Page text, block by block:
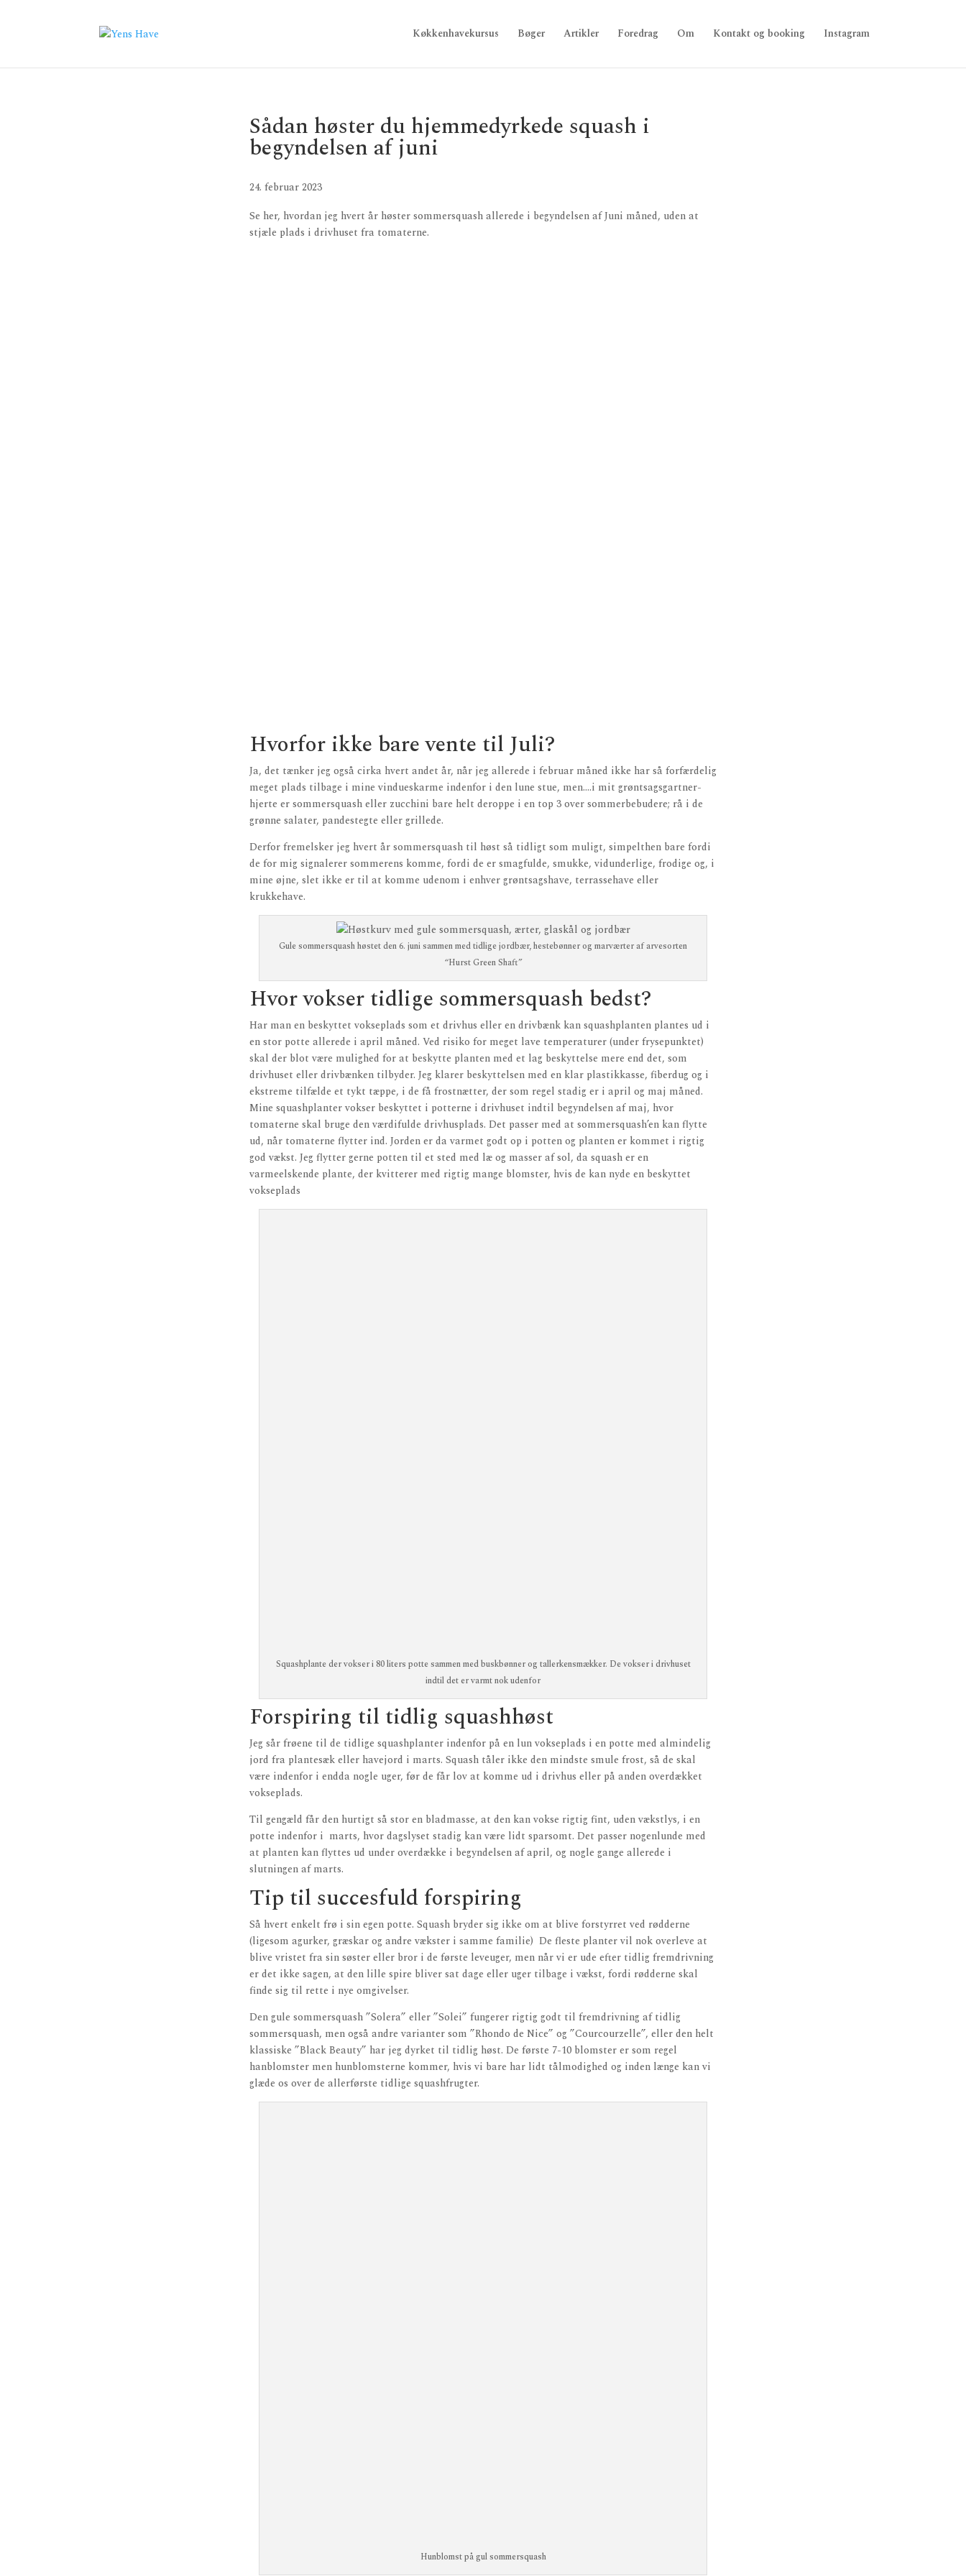
Køkkenhavekursus Bøger Artikler Foredrag Om Kontakt og booking Instagram
Sådan høster du hjemmedyrkede squash i
begyndelsen af juni
24. februar 2023
Se her, hvordan jeg hvert år høster sommersquash allerede i begyndelsen af Juni måned, uden at
stjæle plads i drivhuset fra tomaterne.
Hvorfor ikke bare vente til Juli?
Ja, det tænker jeg også cirka hvert andet år, når jeg allerede i februar måned ikke har så forfærdelig
meget plads tilbage i mine vindueskarme indenfor i den lune stue, men….i mit grøntsagsgartner-
hjerte er sommersquash eller zucchini bare helt deroppe i en top 3 over sommerbebudere; rå i de
grønne salater, pandestegte eller grillede.
Derfor fremelsker jeg hvert år sommersquash til høst så tidligt som muligt, simpelthen bare fordi
de for mig signalerer sommerens komme, fordi de er smagfulde, smukke, vidunderlige, frodige og, i
mine øjne, slet ikke er til at komme udenom i enhver grøntsagshave, terrassehave eller
krukkehave.
Gule sommersquash høstet den 6. juni sammen med tidlige jordbær, hestebønner og marværter af arvesorten
“Hurst Green Shaft”
Hvor vokser tidlige sommersquash bedst?
Har man en beskyttet vokseplads som et drivhus eller en drivbænk kan squashplanten plantes ud i
en stor potte allerede i april måned. Ved risiko for meget lave temperaturer (under frysepunktet)
skal der blot være mulighed for at beskytte planten med et lag beskyttelse mere end det, som
drivhuset eller drivbænken tilbyder. Jeg klarer beskyttelsen med en klar plastikkasse, fiberdug og i
ekstreme tilfælde et tykt tæppe, i de få frostnætter, der som regel stadig er i april og maj måned.
Mine squashplanter vokser beskyttet i potterne i drivhuset indtil begyndelsen af maj, hvor
tomaterne skal bruge den værdifulde drivhusplads. Det passer med at sommersquash’en kan flytte
ud, når tomaterne flytter ind. Jorden er da varmet godt op i potten og planten er kommet i rigtig
god vækst. Jeg flytter gerne potten til et sted med læ og masser af sol, da squash er en
varmeelskende plante, der kvitterer med rigtig mange blomster, hvis de kan nyde en beskyttet
vokseplads
Squashplante der vokser i 80 liters potte sammen med buskbønner og tallerkensmækker. De vokser i drivhuset
indtil det er varmt nok udenfor
Forspiring til tidlig squashhøst
Jeg sår frøene til de tidlige squashplanter indenfor på en lun vokseplads i en potte med almindelig
jord fra plantesæk eller havejord i marts. Squash tåler ikke den mindste smule frost, så de skal
være indenfor i endda nogle uger, før de får lov at komme ud i drivhus eller på anden overdækket
vokseplads.
Til gengæld får den hurtigt så stor en bladmasse, at den kan vokse rigtig fint, uden vækstlys, i en
potte indenfor i marts, hvor dagslyset stadig kan være lidt sparsomt. Det passer nogenlunde med
at planten kan flyttes ud under overdække i begyndelsen af april, og nogle gange allerede i
slutningen af marts.
Tip til succesfuld forspiring
Så hvert enkelt frø i sin egen potte. Squash bryder sig ikke om at blive forstyrret ved rødderne
(ligesom agurker, græskar og andre vækster i samme familie) De fleste planter vil nok overleve at
blive vristet fra sin søster eller bror i de første leveuger, men når vi er ude efter tidlig fremdrivning
er det ikke sagen, at den lille spire bliver sat dage eller uger tilbage i vækst, fordi rødderne skal
finde sig til rette i nye omgivelser.
Den gule sommersquash ”Solera” eller ”Solei” fungerer rigtig godt til fremdrivning af tidlig
sommersquash, men også andre varianter som ”Rhondo de Nice” og ”Courcourzelle”, eller den helt
klassiske ”Black Beauty” har jeg dyrket til tidlig høst. De første 7-10 blomster er som regel
hanblomster men hunblomsterne kommer, hvis vi bare har lidt tålmodighed og inden længe kan vi
glæde os over de allerførste tidlige squashfrugter.
Hunblomst på gul sommersquash